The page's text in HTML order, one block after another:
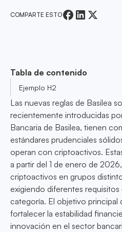
COMPARTE ESTO
Tabla de contenido
Ejemplo H2
Las nuevas reglas de Basilea
recientemente introducidas
Bancaria de Basilea, tienen
estándares prudenciales
operan con criptoactivos.
a partir del 1 de enero de
criptoactivos en grupos
exigiendo diferentes requisitos
categoría. El objetivo principal
fortalecer la estabilidad
innovación en el sector